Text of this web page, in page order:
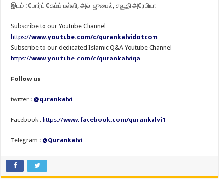
இடம் : போர்ட் கேம்ப் பள்ளி, அல்-ஜுபைல், சவூதி அரேபியா
Subscribe to our Youtube Channel
https://www.youtube.com/c/qurankalvidotcom
Subscribe to our dedicated Islamic Q&A Youtube Channel
https://www.youtube.com/c/qurankalviqa
Follow us
twitter : @qurankalvi
Facebook : https://www.facebook.com/qurankalvi1
Telegram : @Qurankalvi